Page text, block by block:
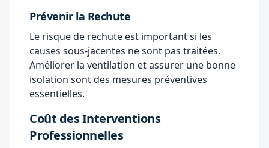
Prévenir la Rechute
Le risque de rechute est important si les
causes sous-jacentes ne sont pas traitées.
Améliorer la ventilation et assurer une bonne
isolation sont des mesures préventives
essentielles.
Coût des Interventions
Professionnelles